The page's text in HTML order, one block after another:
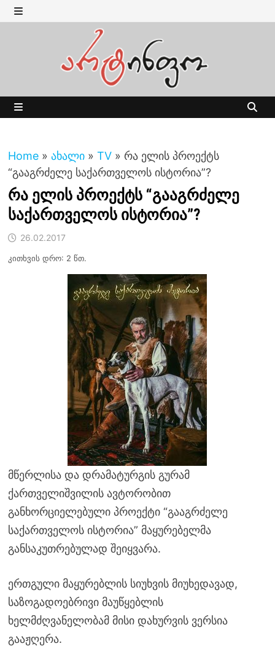
Skip
to MENU
Home » ახალი » TV » რა ელის პროექტს
“გააგრძელე საქართველოს ისტორია”?
რა ელის პროექტს “გააგრძელე
საქართველოს ისტორია”?
26.02.2017
კითხვის დრო: 2 წთ.
მწერლისა და დრამატურგის გურამ
ქართველიშვილის ავტორობით
განხორციელებული პროექტი “გააგრძელე
საქართველოს ისტორია” მაყურებელმა
განსაკუთრებულად შეიყვარა.
ერთგული მაყურებლის სიუხვის მიუხედავად,
საზოგადოებრივი მაუწყებლის
ხელმძღვანელობამ მისი დახურვის ვერსია
გააჟღერა.